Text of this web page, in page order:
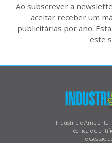
Ao subscrever a
aceitar receber um
publicitárias por ano.
este
Indústria e Ambiente
Técnica e
e Gestão